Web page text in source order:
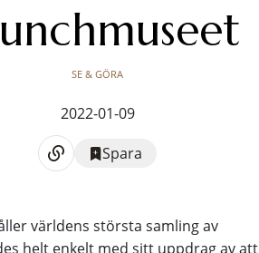
SE & GÖRA
2022-01-09
Spara
världens största samling av
helt enkelt med sitt uppdrag av att